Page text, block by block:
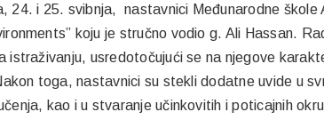
24. i 25. svibnja, nastavnici Međunarodne škole
koju je stručno vodio g. Ali Hassan.
istraživanju, usredotočujući se na njegove
toga, nastavnici su stekli dodatne uvide u
kao i u stvaranje učinkovitih i poticajnih